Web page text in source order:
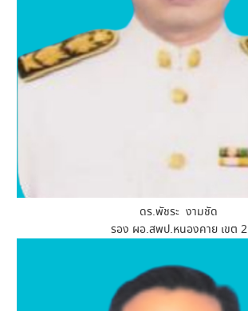
ดร.พัชระ งามชัด
รอง ผอ.สพป.หนองคาย เขต 2